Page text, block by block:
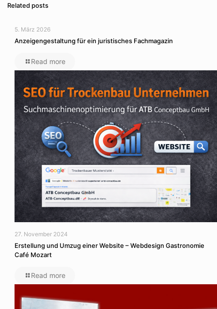
Related posts
5. März 2026
Anzeigengestaltung für ein juristisches Fachmagazin
Read more
27. November 2024
Erstellung und Umzug einer Website – Webdesign Gastronomie
Café Mozart
Read more